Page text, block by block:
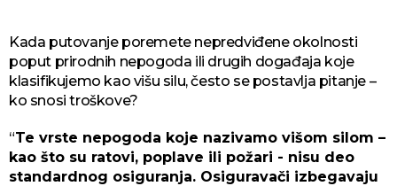
Kada putovanje poremete nepredviđene okolnosti
poput prirodnih nepogoda ili drugih događaja koje
klasifikujemo kao višu silu, često se postavlja pitanje –
ko snosi troškove?
“Te vrste nepogoda koje nazivamo višom silom –
kao što su ratovi, poplave ili požari - nisu deo
standardnog osiguranja. Osiguravači izbegavaju